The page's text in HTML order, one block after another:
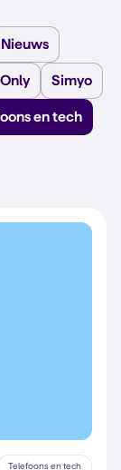
Nieuws
Simyo
en tech
Telefoons en tech